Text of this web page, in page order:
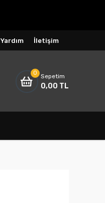
Yardım İletişim
0 Sepetim
0,00 TL